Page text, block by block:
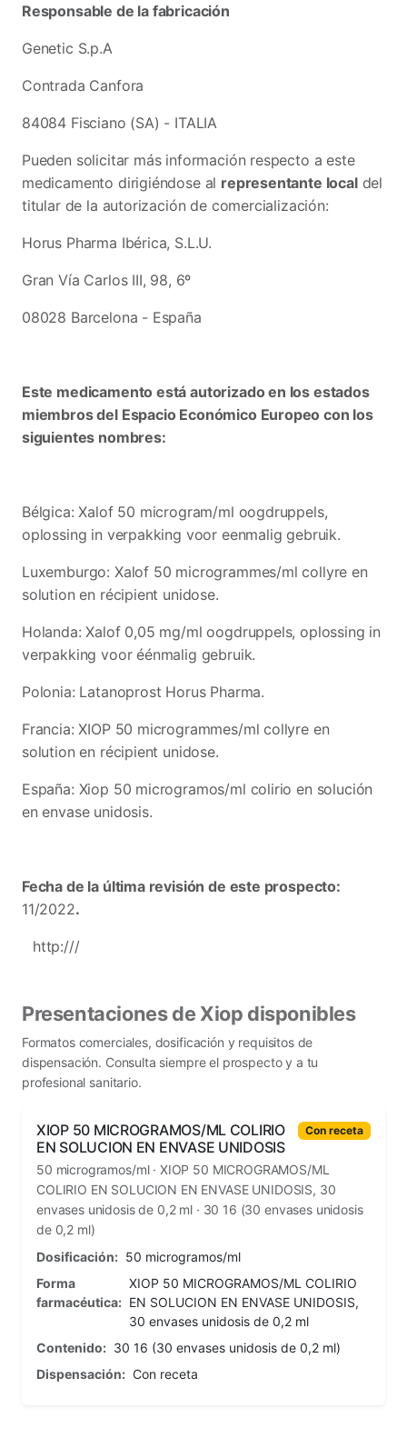
Responsable de la fabricación
Genetic S.p.A
Contrada Canfora
84084 Fisciano (SA) - ITALIA
Pueden solicitar más información respecto a este
medicamento dirigiéndose al representante localdel
titular de la autorización de comercialización:
Horus Pharma Ibérica, S.L.U.
Gran Vía Carlos III, 98, 6º
08028 Barcelona - España
Este medicamento está autorizado en los estados
miembros del Espacio Económico Europeo con los
siguientes nombres:
Bélgica: Xalof 50 microgram/ml oogdruppels,
oplossing in verpakking voor eenmalig gebruik.
Luxemburgo: Xalof 50 microgrammes/ml collyre en
solution en récipient unidose.
Holanda: Xalof 0,05 mg/ml oogdruppels, oplossing in
verpakking voor éénmalig gebruik.
Polonia: Latanoprost Horus Pharma.
Francia: XIOP 50 microgrammes/ml collyre en
solution en récipient unidose.
España: Xiop 50 microgramos/ml colirio en solución
en envase unidosis.
Fecha de la última revisión de este prospecto:
11/2022.
http:///
Presentaciones de Xiop disponibles
Formatos comerciales, dosificación y requisitos de
dispensación. Consulta siempre el prospecto y a tu
profesional sanitario.
XIOP 50 MICROGRAMOS/ML COLIRIO
EN SOLUCION EN ENVASE UNIDOSIS
Con receta
50 microgramos/ml · XIOP 50 MICROGRAMOS/ML
COLIRIO EN SOLUCION EN ENVASE UNIDOSIS, 30
envases unidosis de 0,2 ml · 30 16 (30 envases unidosis
de 0,2 ml)
Dosificación: 50 microgramos/ml
Forma
farmacéutica:
XIOP 50 MICROGRAMOS/ML COLIRIO
EN SOLUCION EN ENVASE UNIDOSIS,
30 envases unidosis de 0,2 ml
Contenido: 30 16 (30 envases unidosis de 0,2 ml)
Dispensación: Con receta